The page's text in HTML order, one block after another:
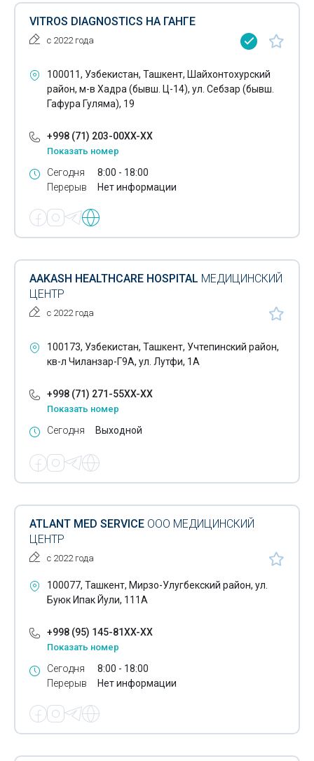
VITROS DIAGNOSTICS НА ГАНГЕ
с 2022 года
100011, Узбекистан, Ташкент, Шайхонтохурский
район, м-в Хадра (бывш. Ц-14), ул. Себзар (бывш.
Гафура Гуляма), 19
+998 (71) 203-00XX-XX
Показать номер
Сегодня
Перерыв
8:00 - 18:00
Нет информации
AAKASH HEALTHCARE HOSPITAL МЕДИЦИНСКИЙ
ЦЕНТР
с 2022 года
100173, Узбекистан, Ташкент, Учтепинский район,
кв-л Чиланзар-Г9А, ул. Лутфи, 1А
+998 (71) 271-55XX-XX
Показать номер
Сегодня Выходной
ATLANT MED SERVICE ООО МЕДИЦИНСКИЙ
ЦЕНТР
с 2022 года
100077, Ташкент, Мирзо-Улугбекский район, ул.
Буюк Ипак Йули, 111А
+998 (95) 145-81XX-XX
Показать номер
Сегодня
Перерыв
8:00 - 18:00
Нет информации